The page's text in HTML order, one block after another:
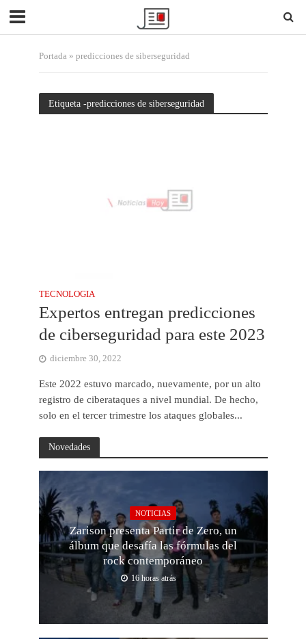
Portada» predicciones de siberseguridad
Etiqueta -predicciones de siberseguridad
TECNOLOGIA
Expertos entregan predicciones
de ciberseguridad para este 2023
diciembre 30, 2022
Este 2022 estuvo marcado, nuevamente, por un alto
registro de ciberataques a nivel mundial. De hecho,
solo en el tercer trimestre los ataques globales...
Novedades
NOTICIAS
Zarison presenta Partir de Zero, un
álbum que desafía las fórmulas del
rock contemporáneo
16 horas atrás